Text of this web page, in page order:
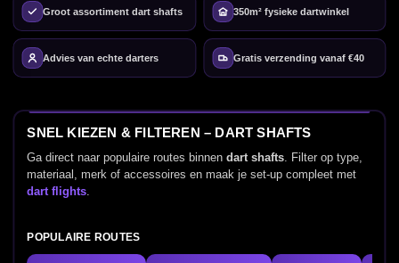
Groot assortiment dart shafts 350m² fysieke dartwinkel
Advies van echte darters Gratis verzending vanaf €40
SNEL KIEZEN & FILTEREN – DART SHAFTS
Ga direct naar populaire routes binnendart shafts. Filter op type,
materiaal, merk of accessoires en maak je set-up compleet met
dart flights.
POPULAIRE ROUTES